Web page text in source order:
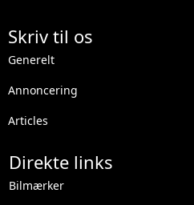
Skriv til os
Generelt
Annoncering
Articles
Direkte links
Bilmærker